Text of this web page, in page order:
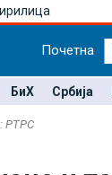
Почетна
БиХ Србија
РТРС